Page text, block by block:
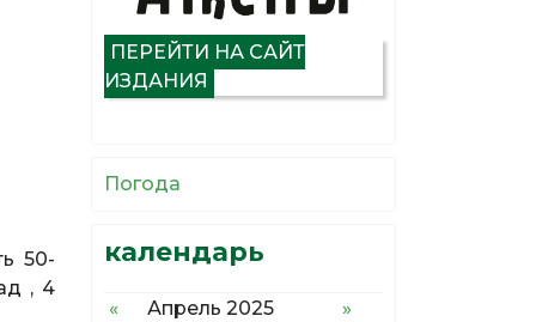
50-
, 4
ПЕРЕЙТИ НА САЙТ
ИЗДАНИЯ
Погода
календарь
« Апрель 2025
»